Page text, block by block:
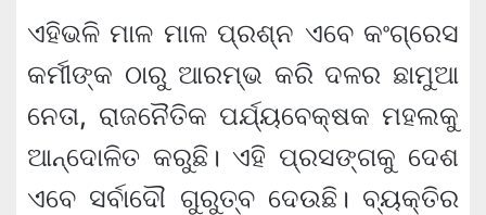
ଏହିଭଳି ମାଳ ମାଳ ପ୍ରଶ୍ନ ଏବେ କଂଗ୍ରେସ
କର୍ମୀଙ୍କ ଠାରୁ ଆରମ୍ଭ କରି ଦଳର ଛାମୁଆ
ନେତା, ରାଜନୈତିକ ପର୍ଯ୍ୟବେକ୍ଷକ ମହଲକୁ
ଆନ୍ଦୋଳିତ କରୁଛି। ଏହି ପ୍ରସଙ୍ଗକୁ ଦେଶ
ଏବେ ସର୍ବାଦୌ ଗୁରୁତ୍ବ ଦେଉଛି। ବ୍ୟକ୍ତିର